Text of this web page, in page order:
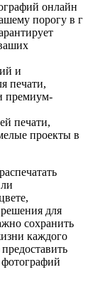
онлайн
порогу в г
и
печати,
премиум-
печати,
проекты в
для
сохранить
каждого
фотографий